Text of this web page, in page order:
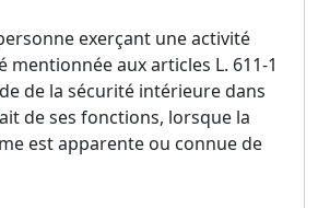
exerçant une activité
mentionnée aux articles L. 611-1
de la sécurité intérieure dans
de ses fonctions, lorsque la
est apparente ou connue de